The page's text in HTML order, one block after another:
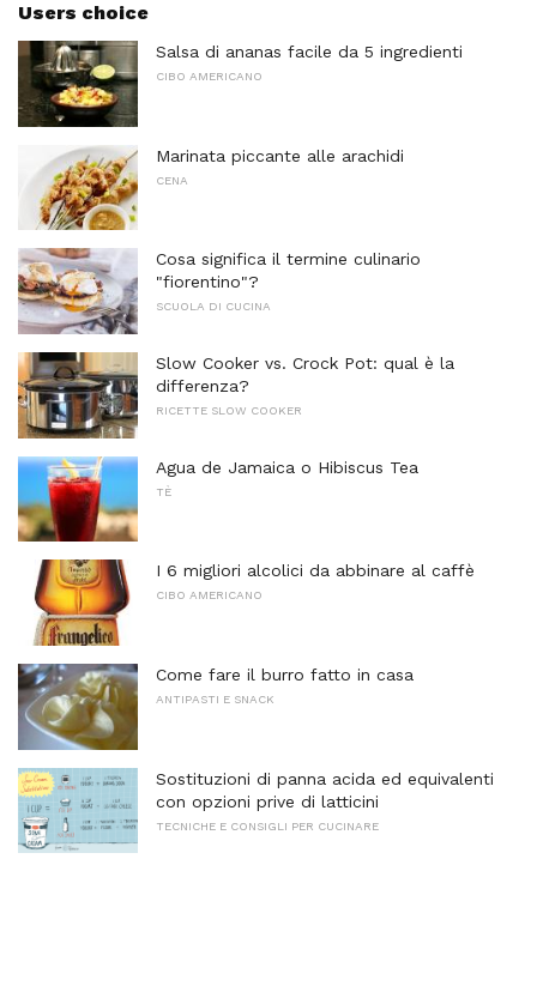
Users choice
Salsa di ananas facile da 5 ingredienti
CIBO AMERICANO
Marinata piccante alle arachidi
CENA
Cosa significa il termine culinario
"fiorentino"?
SCUOLA DI CUCINA
Slow Cooker vs. Crock Pot: qual è la
differenza?
RICETTE SLOW COOKER
Agua de Jamaica o Hibiscus Tea
TÈ
I 6 migliori alcolici da abbinare al caffè
CIBO AMERICANO
Come fare il burro fatto in casa
ANTIPASTI E SNACK
Sostituzioni di panna acida ed equivalenti
con opzioni prive di latticini
TECNICHE E CONSIGLI PER CUCINARE